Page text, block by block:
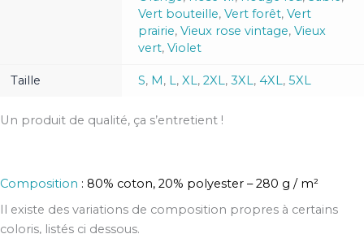
Vert bouteille, Vert forêt, Vert
prairie, Vieux rose vintage, Vieux
vert, Violet
Taille S, M, L, XL, 2XL, 3XL, 4XL, 5XL
Un produit de qualité, ça s’entretient !
Composition : 80% coton, 20% polyester – 280 g / m²
Il existe des variations de composition propres à certains
coloris, listés ci dessous.